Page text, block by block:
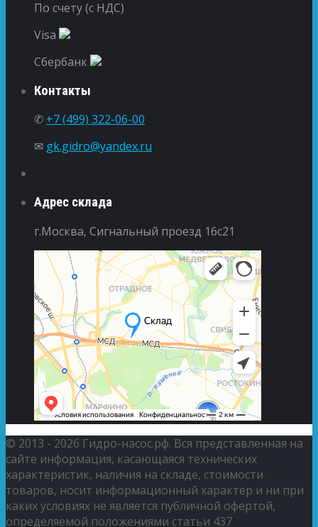
По счету (с НДС)
Visa
Сбербанк
Контакты
✆ +7 (499) 322-06-00
✉ gk.gidro@yandex.ru
Адрес склада
г.Москва, Сигнальный проезд 16с21
© 2013 - 2026 Гидро-насос.рф. Вся представленная на
сайте информация, касающаяся технических
характеристик, наличия на складе, стоимости
товаров, носит информационный характер и ни при
каких условиях не является публичной офертой,
определяемой положениями статьи 437